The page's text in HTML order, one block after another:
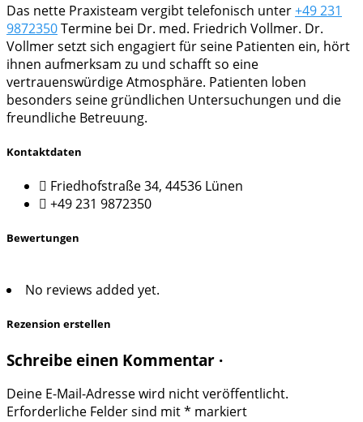
Das nette Praxisteam vergibt telefonisch unter+49 231
9872350Termine bei Dr. med. Friedrich Vollmer. Dr.
Vollmer setzt sich engagiert für seine Patienten ein, hört
ihnen aufmerksam zu und schafft so eine
vertrauenswürdige Atmosphäre. Patienten loben
besonders seine gründlichen Untersuchungen und die
freundliche Betreuung.
Kontaktdaten
Friedhofstraße 34, 44536 Lünen
+49 231 9872350
Bewertungen
No reviews added yet.
Rezension erstellen
Schreibe einen Kommentar ·
Deine E-Mail-Adresse wird nicht veröffentlicht.
Erforderliche Felder sind mit* markiert